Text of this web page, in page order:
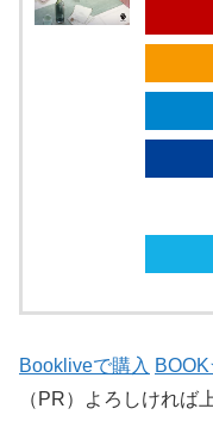
Bookliveで購入
（PR）よろしければ